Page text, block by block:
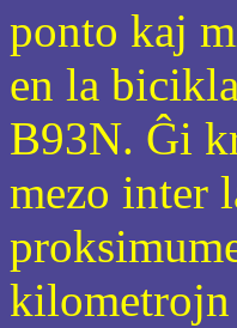
ponto kaj
en la
B93N. Ĝi
mezo inter
kilometrojn